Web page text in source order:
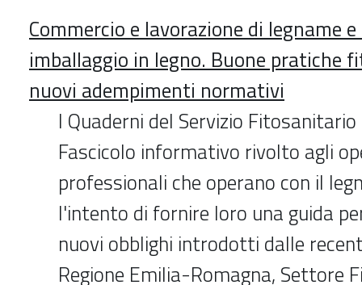
Commercio e lavorazione di legname
imballaggio in legno. Buone pratiche
nuovi adempimenti normativi
I Quaderni del Servizio
Fascicolo informativo rivolto agli
professionali che operano con il
l'intento di fornire loro una guida
nuovi obblighi introdotti dalle
Regione Emilia-Romagna, Settore